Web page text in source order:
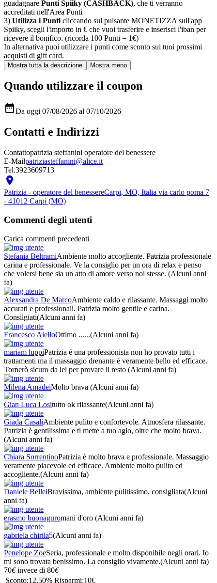
guadagnare Punti Spiiky (CASHBACK), che ti verranno
accreditati nell'Area Punti
3) Utilizza i Punti cliccando sul pulsante MONETIZZA sull'app
Spiiky, scegli l'importo in € che vuoi trasferire e inserisci l'iban per
ricevere il bonifico. (ricorda 100 Punti = 1€)
In alternativa puoi utilizzare i punti come sconto sui tuoi prossimi
acquisti di gift card.
Quando utilizzare il coupon
Da oggi 07/08/2026 al 07/10/2026
Contatti e Indirizzi
Contattopatrizia steffanini operatore del benessere
E-Mailpatriziasteffanini@alice.it
Tel.3923609713

Patrizia - operatore del benessereCarpi, MO, Italia via carlo poma 7
- 41012 Carpi (MO)
Commenti degli utenti
Carica commenti precedenti
Stefania BeltramiAmbiente molto accogliente. Patrizia professionale
carina e professionale. Ve la consiglio per un ora di relax e penso
che volersi bene sia un atto di amore verso noi stesse. (Alcuni anni
fa)
Alexsandra De MarcoAmbiente caldo e rilassante. Massaggi molto
accurati e professionali. Patrizia molto gentile e carina.
Consilgiati(Alcuni anni fa)
Francesco AielloOttimo ......(Alcuni anni fa)
mariam luppiPatrizia é una professionista non ho provato tutti i
trattamenti ma il massaggio drenante é veramente bello ed efficace.
Tornerò sicuro da lei per provare il resto (Alcuni anni fa)
Milena AmadeiMolto brava (Alcuni anni fa)
Gian Luca Lositutto ok rilassante(Alcuni anni fa)
Giada CasaliAmbiente pulito e confortevole. Atmosfera rilassante.
Patrizia è gentilissima e ti mette a tuo agio, oltre che molto brava.
(Alcuni anni fa)
Chiara SorrentinoPatrizia è molto brava e professionale. Massaggio
veramente piacevole ed efficace. Ambiente molto pulito ed
accogliente.(Alcuni anni fa)
Daniele BelleiBravissima, ambiente pulitissimo, consigliata(Alcuni
anni fa)
erasmo buonaguromani d'oro (Alcuni anni fa)
gabriela chirila5(Alcuni anni fa)
Penelope ZoeSeria, professionale e molto disponibile negli orari. Io
mi sono trovata benissimo. La consiglio vivamente.(Alcuni anni fa)
70€ invece di 80€
Sconto:12,50% Risparmi:10€